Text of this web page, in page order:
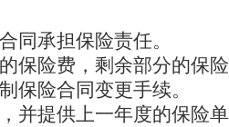
同承担保险责任。
险费，剩余部分的保险
保险合同变更手续。
并提供上一年度的保险单